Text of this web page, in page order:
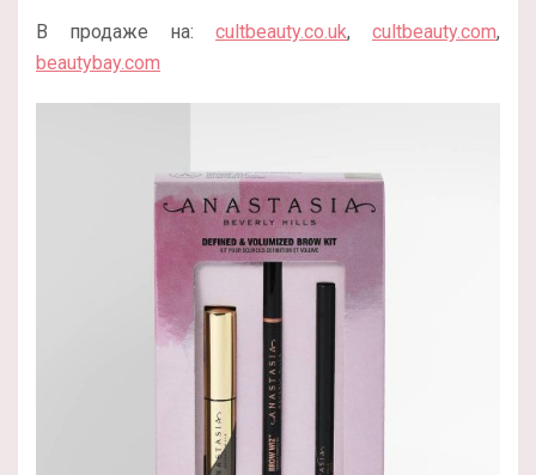
В продаже на: cultbeauty.co.uk, cultbeauty.com,
beautybay.com